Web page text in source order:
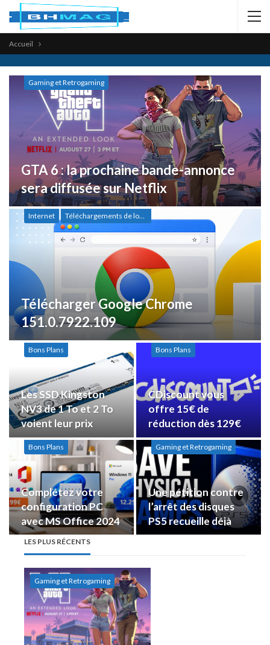
Accueil
Gaming et Retrogaming
GTA 6 : la prochaine bande-annonce
sera diffusée sur Netflix
Internet Téléchargements de logiciels
Télécharger Google Chrome
151.0.7922.109
Bons Plans
Les SSD Kingston
NV3 de 1 To et 2 To
voient leur prix
chuter
Bons Plans
CDiscount vous
offre 15€ de
réduction dès 129€
d’achats (maj
toujours dispo)
Bons Plans
Complétez votre
configuration PC
avec MS Office 2024
à 19,99€ et Windows
Gaming et Retrogaming
Une pétition contre
l’arrêt des disques
PS5 recueille déjà
plus de 359.000
LES PLUS RÉCENTS
Gaming et Retrogaming